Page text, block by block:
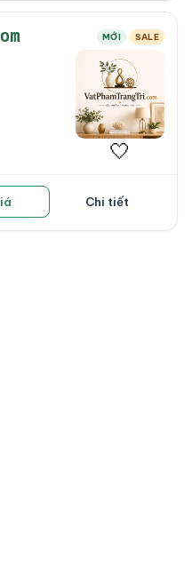
MỚI SALE
🤍
Chi tiết